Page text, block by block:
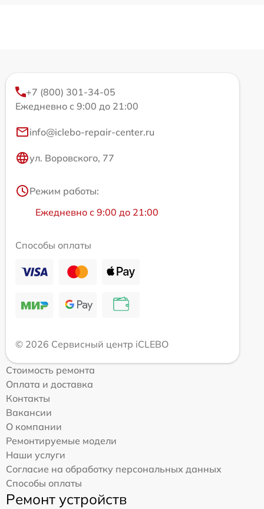
+7 (800) 301-34-05
Ежедневно с 9:00 до 21:00
info@iclebo-repair-center.ru
ул. Воровского, 77
Режим работы:
Ежедневно с 9:00 до 21:00
Способы оплаты
© 2026 Сервисный центр iCLEBO
Стоимость ремонта
Оплата и доставка
Контакты
Вакансии
О компании
Ремонтируемые модели
Наши услуги
Согласие на обработку персональных данных
Способы оплаты
Ремонт устройств